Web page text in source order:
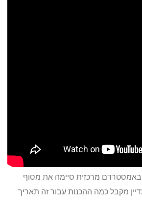
מרכזית סיימה את מסוף
מקבל כמה ההכנות עבור זה תאריך